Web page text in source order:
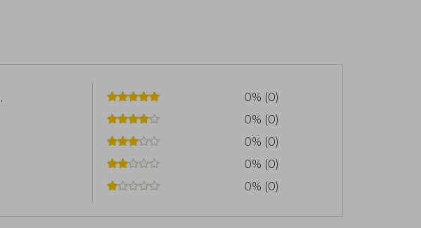
.
0% (0)
0% (0)
0% (0)
0% (0)
0% (0)